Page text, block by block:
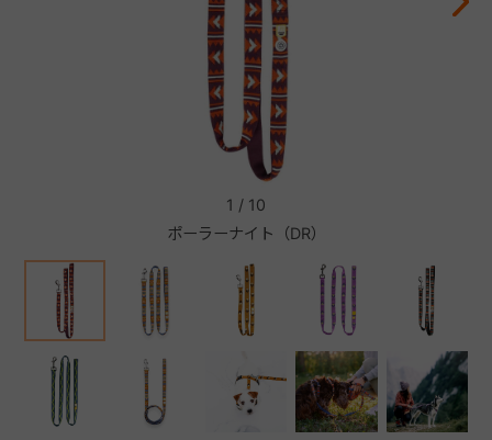
ポーラーナイト（DR）
1 / 10